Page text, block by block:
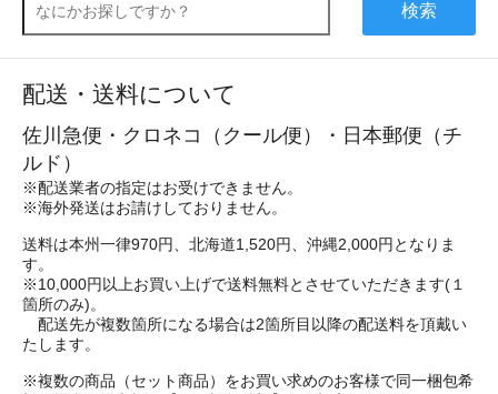
検索
配送・送料について
佐川急便・クロネコ（クール便）・日本郵便（チ
ルド）
※配送業者の指定はお受けできません。
※海外発送はお請けしておりません。
送料は本州一律970円、北海道1,520円、沖縄2,000円となりま
す。
※10,000円以上お買い上げで送料無料とさせていただきます(１
箇所のみ)。
配送先が複数箇所になる場合は2箇所目以降の配送料を頂戴い
たします。
※複数の商品（セット商品）をお買い求めのお客様で同一梱包希